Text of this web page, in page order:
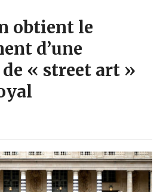
obtient le
d’une
« street art »